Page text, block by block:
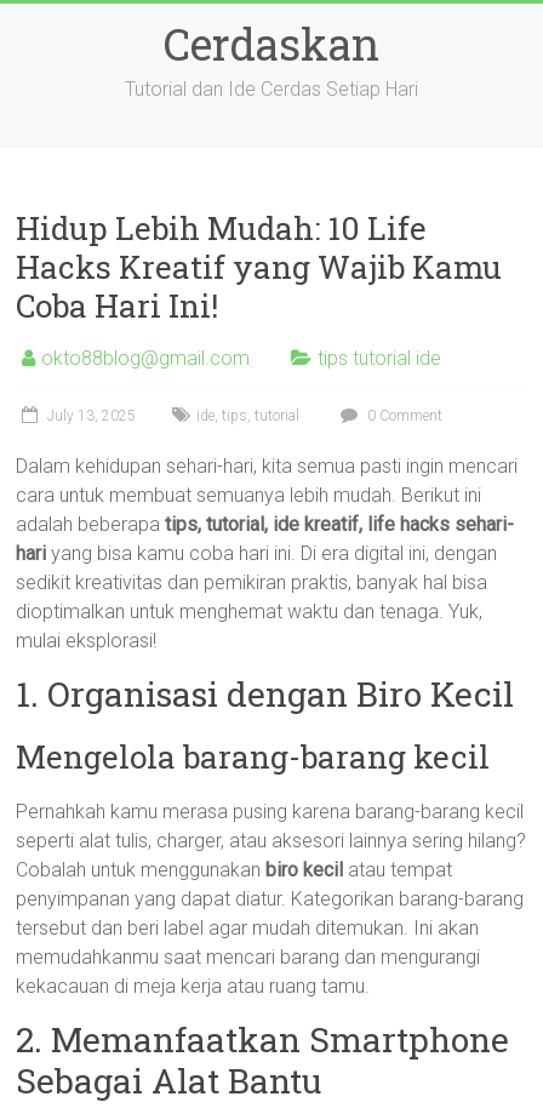
Cerdaskan
Tutorial dan Ide Cerdas Setiap Hari
Hidup Lebih Mudah: 10 Life
Hacks Kreatif yang Wajib Kamu
Coba Hari Ini!
okto88blog@gmail.com tips tutorial ide
July 13, 2025 ide,tips,tutorial 0 Comment
Dalam kehidupan sehari-hari, kita semua pasti ingin mencari
cara untuk membuat semuanya lebih mudah. Berikut ini
adalah beberapatips, tutorial, ide kreatif, life hacks sehari-
hari yang bisa kamu coba hari ini. Di era digital ini, dengan
sedikit kreativitas dan pemikiran praktis, banyak hal bisa
dioptimalkan untuk menghemat waktu dan tenaga. Yuk,
mulai eksplorasi!
1. Organisasi dengan Biro Kecil
Mengelola barang-barang kecil
Pernahkah kamu merasa pusing karena barang-barang kecil
seperti alat tulis, charger, atau aksesori lainnya sering hilang?
Cobalah untuk menggunakan biro kecil atau tempat
penyimpanan yang dapat diatur. Kategorikan barang-barang
tersebut dan beri label agar mudah ditemukan. Ini akan
memudahkanmu saat mencari barang dan mengurangi
kekacauan di meja kerja atau ruang tamu.
2. Memanfaatkan Smartphone
Sebagai Alat Bantu